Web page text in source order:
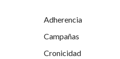
Adherencia
Campañas
Cronicidad